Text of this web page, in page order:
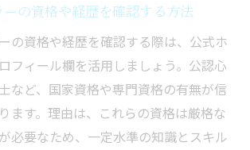
の資格や経歴を確認する方法
の資格や経歴を確認する際は、公式ホ
フィール欄を活用しましょう。公認心
など、国家資格や専門資格の有無が信
ます。理由は、これらの資格は厳格な
必要なため、一定水準の知識とスキル